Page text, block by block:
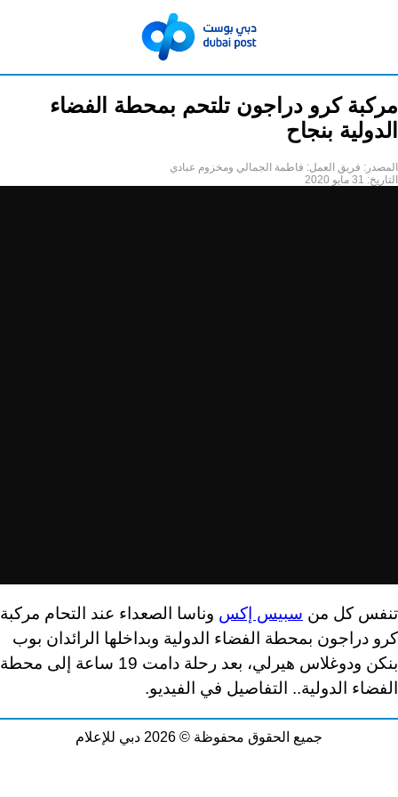
مركبة كرو دراجون تلتحم بمحطة الفضاء
الدولية بنجاح
المصدر: فريق العمل: فاطمة الجمالي ومخزوم عبادي
التاريخ: 31 مايو 2020
تنفس كل من سبيس إكس وناسا الصعداء عند التحام مركبة
كرو دراجون بمحطة الفضاء الدولية وبداخلها الرائدان بوب
بنكن ودوغلاس هيرلي، بعد رحلة دامت 19 ساعة إلى محطة
الفضاء الدولية.. التفاصيل في الفيديو.
جميع الحقوق محفوظة © 2026 دبي للإعلام